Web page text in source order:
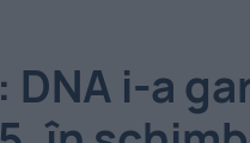
DNA i-a